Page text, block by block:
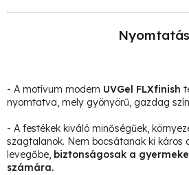
Nyomtatás
- A motívum modern UVGel FLXfinish
nyomtatva, mely gyönyörű, gazdag
- A festékek kiváló minőségűek,
szagtalanok. Nem bocsátanak ki káros
levegőbe, biztonságosak a
számára.